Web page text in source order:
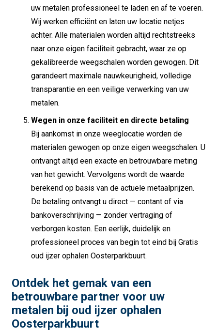
uw metalen professioneel te laden en af te voeren.
Wij werken efficiënt en laten uw locatie netjes
achter. Alle materialen worden altijd rechtstreeks
naar onze eigen faciliteit gebracht, waar ze op
gekalibreerde weegschalen worden gewogen. Dit
garandeert maximale nauwkeurigheid, volledige
transparantie en een veilige verwerking van uw
metalen.
Wegen in onze faciliteit en directe betaling
Bij aankomst in onze weeglocatie worden de
materialen gewogen op onze eigen weegschalen. U
ontvangt altijd een exacte en betrouwbare meting
van het gewicht. Vervolgens wordt de waarde
berekend op basis van de actuele metaalprijzen.
De betaling ontvangt u direct — contant of via
bankoverschrijving — zonder vertraging of
verborgen kosten. Een eerlijk, duidelijk en
professioneel proces van begin tot eind bij Gratis
oud ijzer ophalen Oosterparkbuurt.
Ontdek het gemak van een
betrouwbare partner voor uw
metalen bij oud ijzer ophalen
Oosterparkbuurt